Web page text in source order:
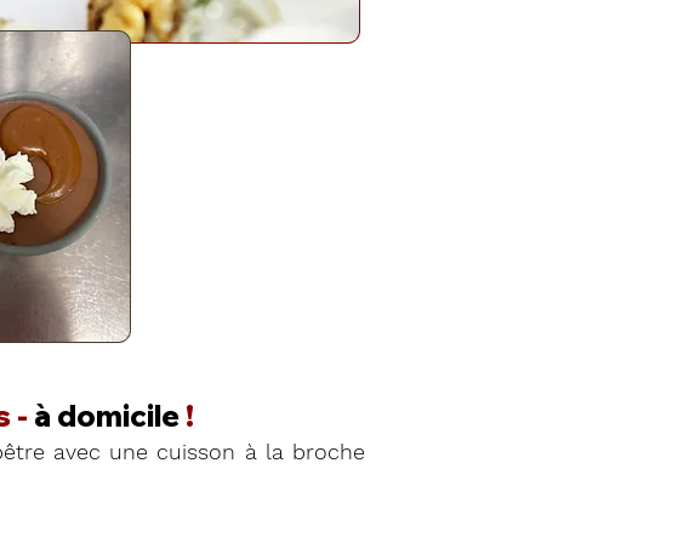
- à domicile !
avec une cuisson à la broche